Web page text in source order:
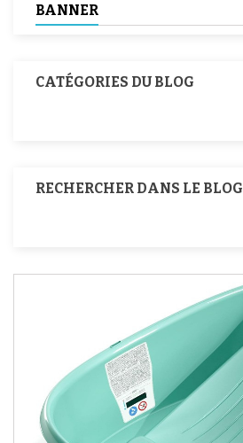
BANNER
CATÉGORIES DU BLOG
RECHERCHER DANS LE BLOG